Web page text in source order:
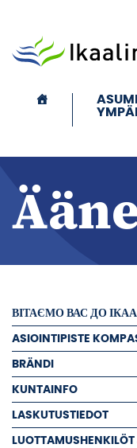
ВІТАЄМО ВАС ДО
ASIOINTIPISTE
BRÄNDI
KUNTAINFO
LASKUTUSTIEDOT